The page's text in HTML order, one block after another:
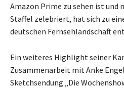
Amazon Prime zu sehen ist
Staffel zelebriert, hat sich zu
deutschen Fernsehlandschaft
Ein weiteres Highlight seiner
Zusammenarbeit mit Anke
Sketchsendung „Die